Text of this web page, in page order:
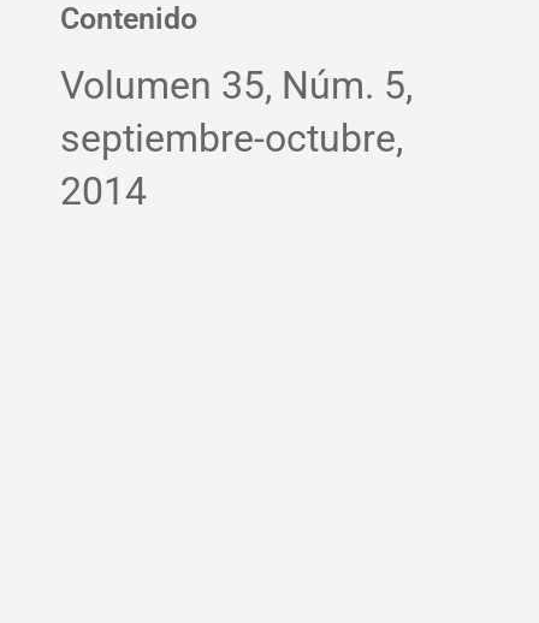
Contenido
Volumen 35, Núm. 5,
septiembre-octubre,
2014